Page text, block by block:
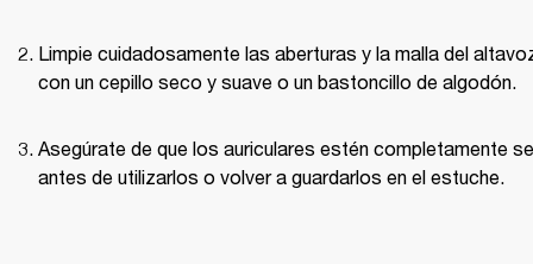
Limpie cuidadosamente las aberturas y la malla del
con un cepillo seco y suave o un bastoncillo de algodón.
Asegúrate de que los auriculares estén completamente
antes de utilizarlos o volver a guardarlos en el estuche.